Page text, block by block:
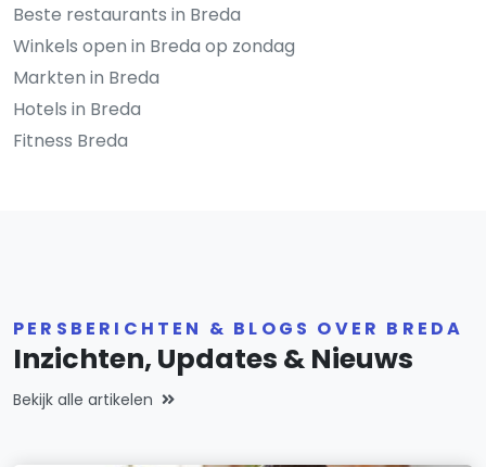
Beste restaurants in Breda
Winkels open in Breda op zondag
Markten in Breda
Hotels in Breda
Fitness Breda
PERSBERICHTEN & BLOGS OVER BREDA
Inzichten, Updates & Nieuws
Bekijk alle artikelen